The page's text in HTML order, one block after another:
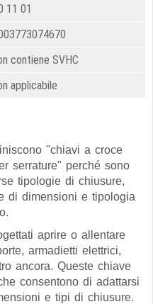
11 01
contiene SVHC
applicabile
"chiavi a croce
serrature" perché sono
tipologie di chiusure,
di dimensioni e tipologia
aprire o allentare
armadietti elettrici,
ancora. Queste chiave
consentono di adattarsi
e tipi di chiusure.